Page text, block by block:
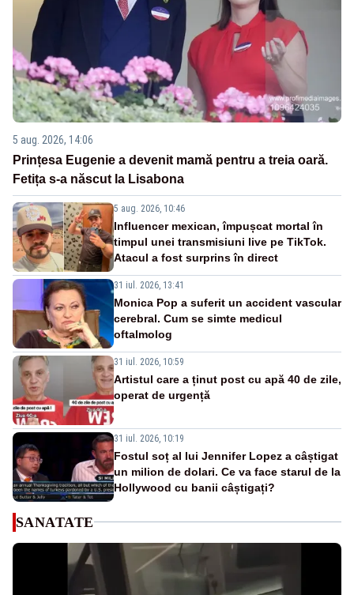
5 aug. 2026, 14:06
Prințesa Eugenie a devenit mamă pentru a treia oară.
Fetița s-a născut la Lisabona
5 aug. 2026, 10:46
Influencer mexican, împușcat mortal în
timpul unei transmisiuni live pe TikTok.
Atacul a fost surprins în direct
31 iul. 2026, 13:41
Monica Pop a suferit un accident vascular
cerebral. Cum se simte medicul
oftalmolog
31 iul. 2026, 10:59
Artistul care a ținut post cu apă 40 de zile,
operat de urgență
31 iul. 2026, 10:19
Fostul soț al lui Jennifer Lopez a câștigat
un milion de dolari. Ce va face starul de la
Hollywood cu banii câștigați?
SANATATE